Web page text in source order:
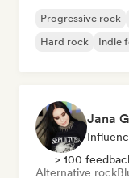
Progressive rock
Hard rock
Indie
Jana
> 100
Alternative rock